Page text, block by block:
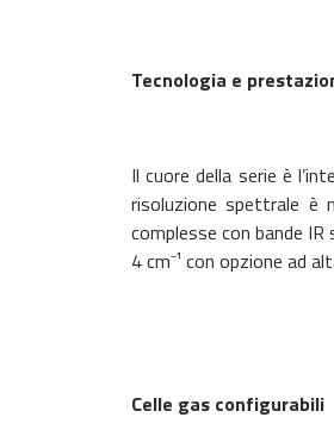
Tecnologia e
Il cuore della serie è
risoluzione spettrale è
complesse con bande
4 cm⁻¹ con opzione ad
Celle gas configurabili